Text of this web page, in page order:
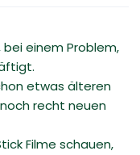
einem Problem,
etwas älteren
noch recht neuen
Filme schauen,